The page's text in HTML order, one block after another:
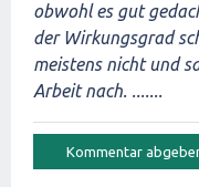
obwohl es gut
der Wirkungsgrad
meistens nicht und
Arbeit nach. .......